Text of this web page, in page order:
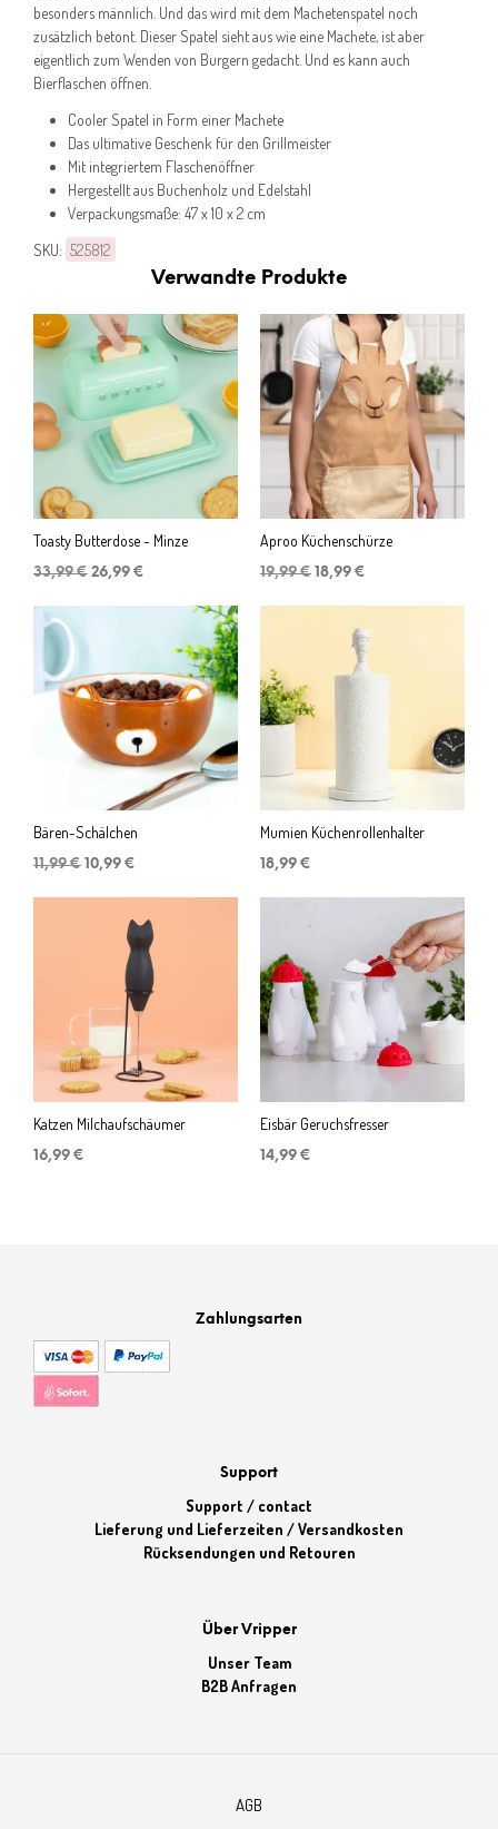
besonders männlich. Und das wird mit dem Machetenspatel noch
zusätzlich betont. Dieser Spatel sieht aus wie eine Machete, ist aber
eigentlich zum Wenden von Burgern gedacht. Und es kann auch
Bierflaschen öffnen.
Cooler Spatel in Form einer Machete
Das ultimative Geschenk für den Grillmeister
Mit integriertem Flaschenöffner
Hergestellt aus Buchenholz und Edelstahl
Verpackungsmaße: 47 x 10 x 2 cm
SKU: 525812
Verwandte Produkte
Toasty Butterdose - Minze
33,99€ Ursprünglicher
war:
26,99 €
ist:
Aproo Küchenschürze
19,99€ Ursprünglicher
war:
19,99 €
18,99 €
ist:
18,99 €.
Bären-Schälchen
11,99€ Ursprünglicher
war:
11,99 €
10,99 €
ist:
10,99 €.
Mumien Küchenrollenhalter
18,99 €
Katzen Milchaufschäumer
16,99 €
Eisbär Geruchsfresser
14,99 €
Zahlungsarten
Support
Support / contact
Lieferung und Lieferzeiten / Versandkosten
Rücksendungen und Retouren
Über Vripper
Unser Team
B2B Anfragen
AGB